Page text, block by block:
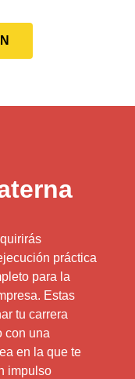
práctica
para la
Estas
tu carrera
con una
en la que te
impulso